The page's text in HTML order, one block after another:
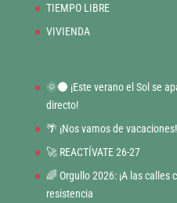
TIEMPO LIBRE
VIVIENDA
🌞🌑 ¡Este verano el Sol se
directo!
🌴 ¡Nos vamos de
🚀 REACTÍVATE 26-27
🌈 Orgullo 2026: ¡A las calles
resistencia